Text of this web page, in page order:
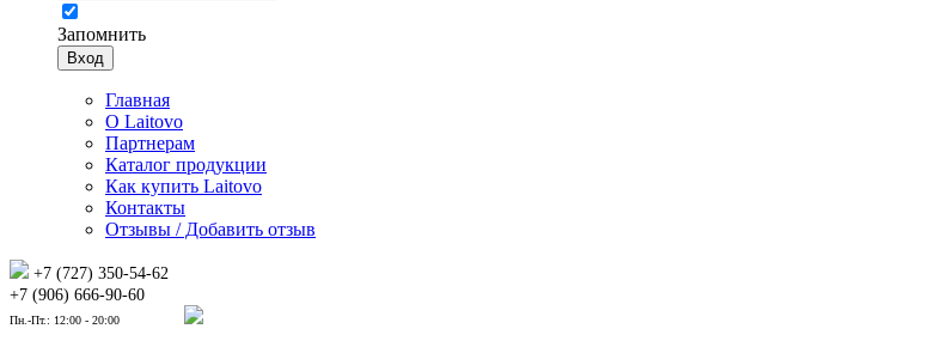
Запомнить
Вход
Главная
О Laitovo
Партнерам
Каталог продукции
Как купить Laitovo
Контакты
Отзывы / Добавить отзыв
+7 (727) 350-54-62
+7 (906) 666-90-60
Пн.-Пт.: 12:00 - 20:00